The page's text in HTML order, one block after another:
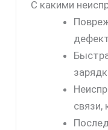
С какими
связи,